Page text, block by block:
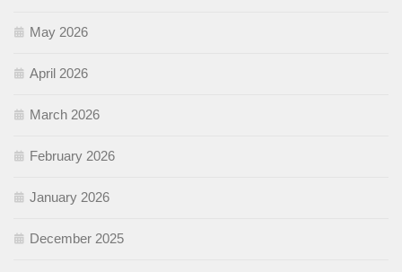
May 2026
April 2026
March 2026
February 2026
January 2026
December 2025